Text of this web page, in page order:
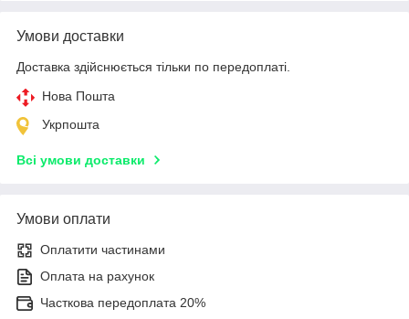
Умови доставки
Доставка здійснюється тільки по передоплаті.
Нова Пошта
Укрпошта
Всі умови доставки
Умови оплати
Оплатити частинами
Оплата на рахунок
Часткова передоплата 20%